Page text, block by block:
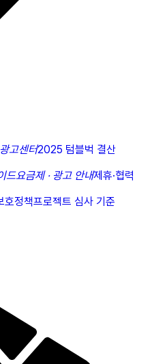
고센터2025 텀블벅 결산
드요금제 · 광고 안내제휴·협력
호정책프로젝트 심사 기준